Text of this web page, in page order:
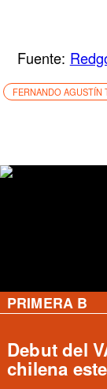
Fuente:
FERNANDO AGUSTÍN
PRIMERA B
Ronald
Enzo